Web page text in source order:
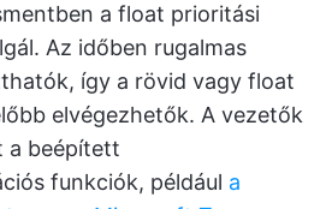
a float prioritási
Az időben rugalmas
így a rövid vagy float
elvégezhetők. A vezetők
a beépített
funkciók, például a